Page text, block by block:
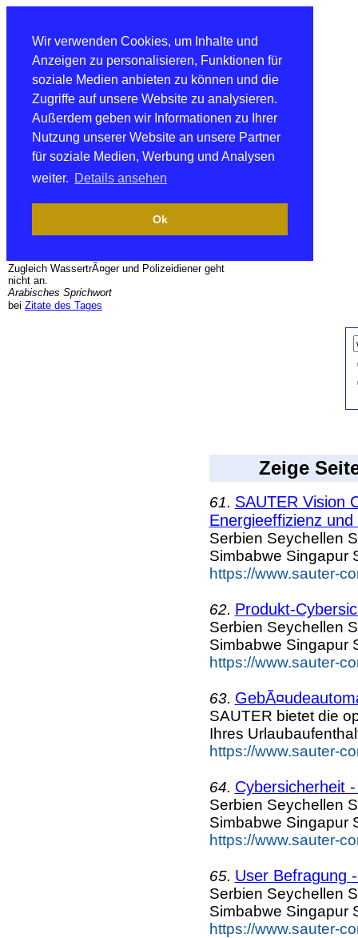
Wir verwenden Cookies, um Inhalte und
Anzeigen zu personalisieren, Funktionen für
soziale Medien anbieten zu können und die
Zugriffe auf unsere Website zu analysieren.
Außerdem geben wir Informationen zu Ihrer
Nutzung unserer Website an unsere Partner
für soziale Medien, Werbung und Analysen
weiter. Details ansehen
Ok
Zugleich WassertrÃ¤ger und Polizeidiener geht
nicht an.
Arabisches Sprichwort
bei Zitate des Tages
Zeige
61. SAUTER Vision
Energieeffizienz
Serbien Seychellen
Simbabwe Singapur
https://www.sauter-
62. Produkt-
Serbien Seychellen
Simbabwe Singapur
https://www.sauter-
63.
SAUTER bietet die
Ihres
https://www.sauter-
64. Cybersicherheit
Serbien Seychellen
Simbabwe Singapur
https://www.sauter-
65. User Befragung
Serbien Seychellen
Simbabwe Singapur
https://www.sauter-